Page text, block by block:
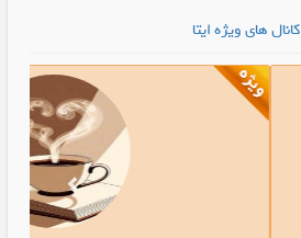
کانال های ویژه ایتا